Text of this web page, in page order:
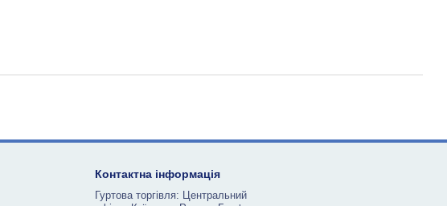
Контактна інформація
Гуртова торгівля: Центральний